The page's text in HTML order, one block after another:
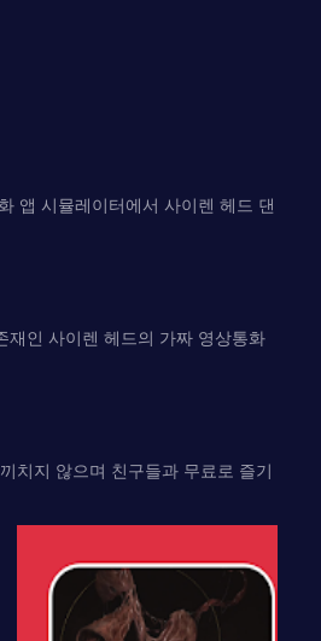
앱 시뮬레이터에서 사이렌 헤드 댄
재인 사이렌 헤드의 가짜 영상통화
치지 않으며 친구들과 무료로 즐기